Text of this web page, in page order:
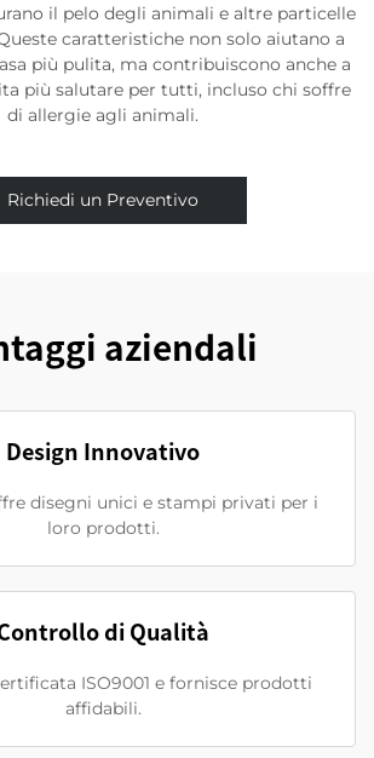
il pelo degli animali e altre particelle
caratteristiche non solo aiutano a
più pulita, ma contribuiscono anche a
più salutare per tutti, incluso chi soffre
di allergie agli animali.
Richiedi un Preventivo
aziendali
Design Innovativo
disegni unici e stampi privati per i
loro prodotti.
di Qualità
ISO9001 e fornisce prodotti
affidabili.